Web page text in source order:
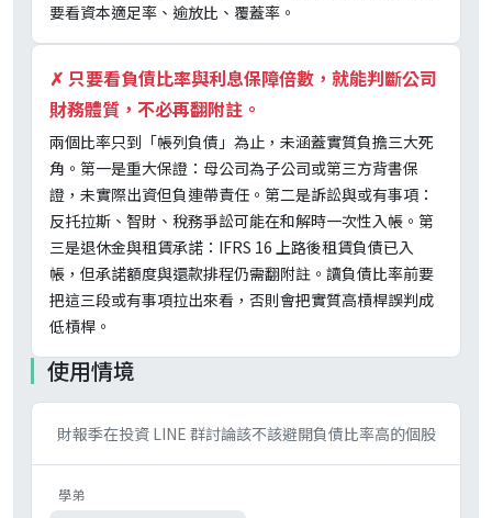
要看資本適足率、逾放比、覆蓋率。
✗ 只要看負債比率與利息保障倍數，就能判斷公司
財務體質，不必再翻附註。
兩個比率只到「帳列負債」為止，未涵蓋實質負擔三大死
角。第一是重大保證：母公司為子公司或第三方背書保
證，未實際出資但負連帶責任。第二是訴訟與或有事項：
反托拉斯、智財、稅務爭訟可能在和解時一次性入帳。第
三是退休金與租賃承諾：IFRS 16 上路後租賃負債已入
帳，但承諾額度與還款排程仍需翻附註。讀負債比率前要
把這三段或有事項拉出來看，否則會把實質高槓桿誤判成
低槓桿。
使用情境
財報季在投資 LINE 群討論該不該避開負債比率高的個股
學弟